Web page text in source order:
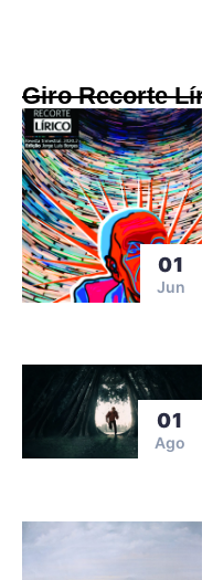
Giro Recorte
01
Jun
01
Ago